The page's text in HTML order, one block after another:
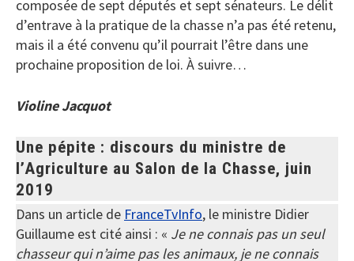
composée de sept députés et sept sénateurs. Le délit
d’entrave à la pratique de la chasse n’a pas été retenu,
mais il a été convenu qu’il pourrait l’être dans une
prochaine proposition de loi. À suivre…
Violine Jacquot
Une pépite : discours du ministre de
l’Agriculture au Salon de la Chasse, juin
2019
Dans un article de FranceTvInfo, le ministre Didier
Guillaume est cité ainsi : « Je ne connais pas un seul
chasseur qui n’aime pas les animaux, je ne connais